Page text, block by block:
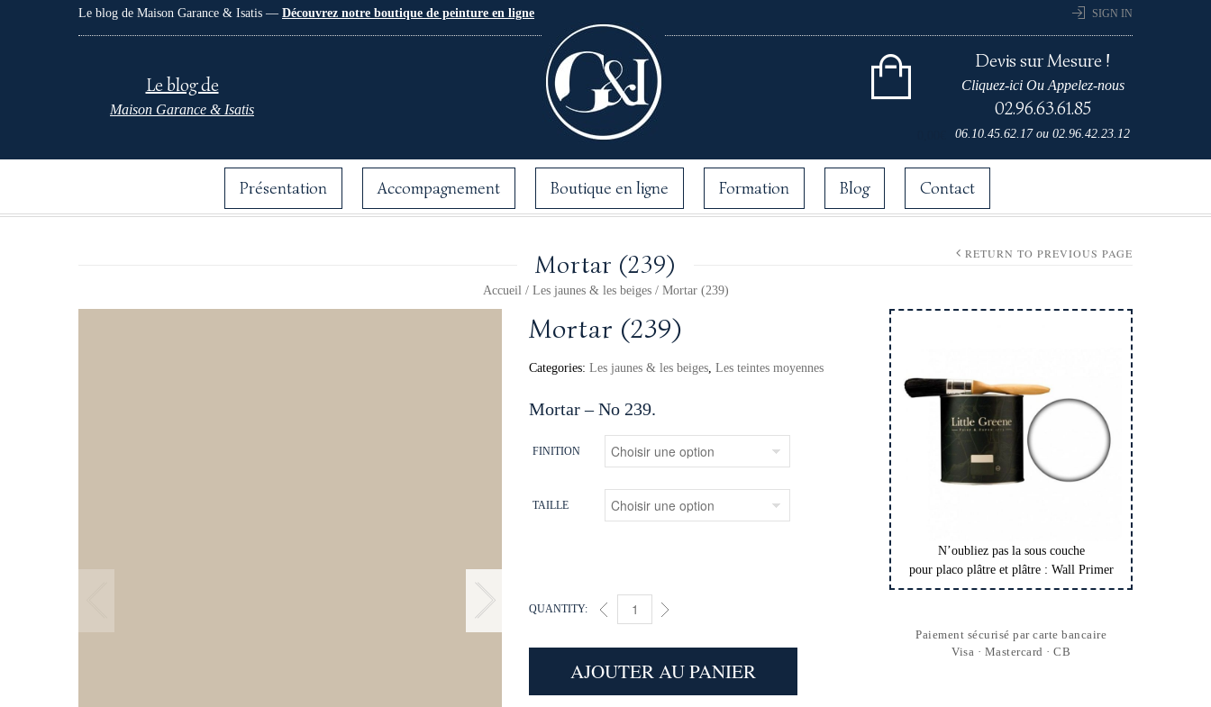
Le blog de Maison Garance & Isatis — Découvrez notre boutique de peinture en ligne SIGN IN
Le blog de
Maison Garance & Isatis
Devis sur Mesure !
Cliquez-ici Ou Appelez-nous
02.96.63.61.85
06.10.45.62.17 ou 02.96.42.23.12
Présentation Accompagnement Boutique en ligne Formation Blog Contact
Mortar (239)
Accueil/ Les jaunes & les beiges/ Mortar (239)
RETURN TO PREVIOUS PAGE
Mortar (239)
Categories: Les jaunes & les beiges, Les teintes moyennes
Mortar – No 239.
FINITION
TAILLE
QUANTITY: MORTAR (239) QUANTITY
AJOUTER AU PANIER
N’oubliez pas la sous couche
pour placo plâtre et plâtre : Wall Primer
Paiement sécurisé par carte bancaire
Visa · Mastercard · CB